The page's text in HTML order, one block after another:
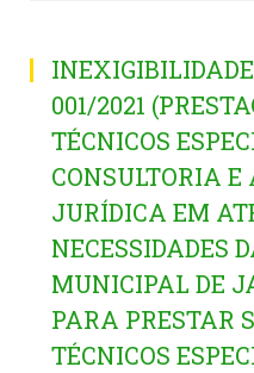
001/2021
TÉCNICOS
CONSULTORIA E
JURÍDICA EM
NECESSIDADES
MUNICIPAL DE
PARA PRESTAR
TÉCNICOS